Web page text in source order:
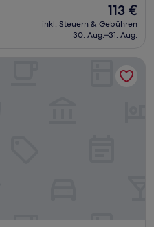
Der
Preis
beträgt
113 €
inkl. Steuern & Gebühren
30. Aug.–31. Aug.
Saint Charles